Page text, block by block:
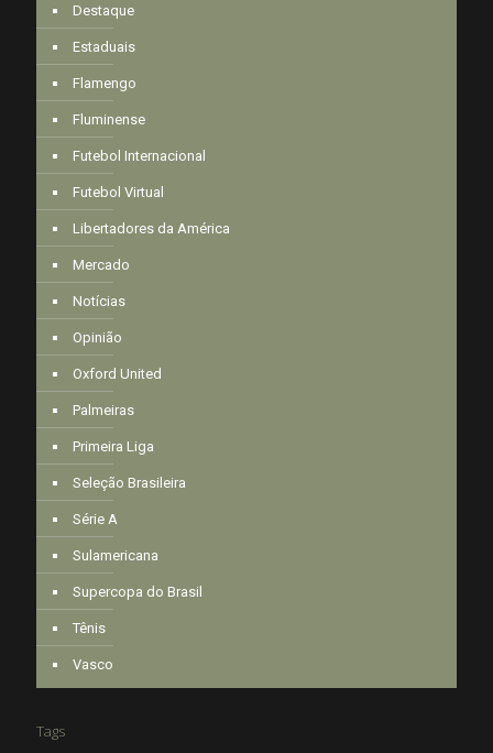
Destaque
Estaduais
Flamengo
Fluminense
Futebol Internacional
Futebol Virtual
Libertadores da América
Mercado
Notícias
Opinião
Oxford United
Palmeiras
Primeira Liga
Seleção Brasileira
Série A
Sulamericana
Supercopa do Brasil
Tênis
Vasco
Tags